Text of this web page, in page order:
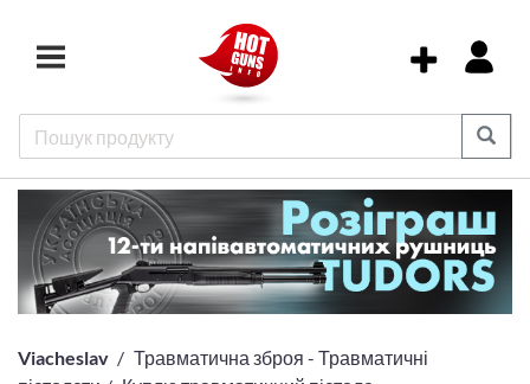
Viacheslav
Травматична зброя - Травматичні